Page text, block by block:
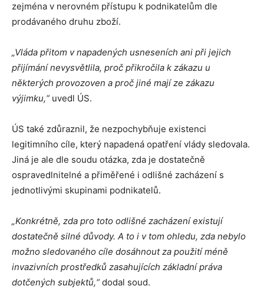
zejména v nerovném přístupu k podnikatelům dle
prodávaného druhu zboží.
„Vláda přitom v napadených usneseních ani při jejich
přijímání nevysvětlila, proč přikročila k zákazu u
některých provozoven a proč jiné mají ze zákazu
výjimku,“uvedl ÚS.
ÚS také zdůraznil, že nezpochybňuje existenci
legitimního cíle, který napadená opatření vlády sledovala.
Jiná je ale dle soudu otázka, zda je dostatečně
ospravedlnitelné a přiměřené i odlišné zacházení s
jednotlivými skupinami podnikatelů.
„Konkrétně, zda pro toto odlišné zacházení existují
dostatečně silné důvody. A to i v tom ohledu, zda nebylo
možno sledovaného cíle dosáhnout za použití méně
invazivních prostředků zasahujících základní práva
dotčených subjektů,“dodal soud.